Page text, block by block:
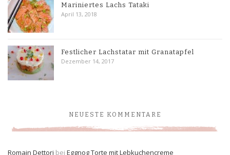
Mariniertes Lachs Tataki
April 13, 2018
Festlicher Lachstatar mit Granatapfel
Dezember 14, 2017
NEUESTE KOMMENTARE
Romain Dettori bei Eggnog Torte mit Lebkuchencreme